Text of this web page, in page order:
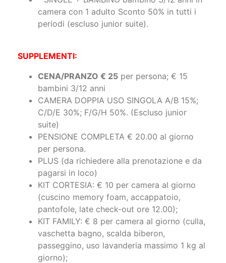
camera con 1 adulto Sconto 50% in tutti i
periodi (escluso junior suite).
SUPPLEMENTI:
CENA/PRANZO € 25 per persona; € 15
bambini 3/12 anni
CAMERA DOPPIA USO SINGOLA A/B 15%;
C/D/E 30%; F/G/H 50%. (Escluso junior
suite)
PENSIONE COMPLETA € 20.00 al giorno
per persona.
PLUS (da richiedere alla prenotazione e da
pagarsi in loco)
KIT CORTESIA: € 10 per camera al giorno
(cuscino memory foam, accappatoio,
pantofole, late check-out ore 12.00);
KIT FAMILY: € 8 per camera al giorno (culla,
vaschetta bagno, scalda biberon,
passeggino, uso lavanderia massimo 1 kg al
giorno);